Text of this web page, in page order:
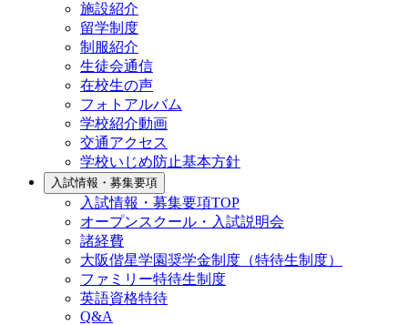
施設紹介
留学制度
制服紹介
生徒会通信
在校生の声
フォトアルバム
学校紹介動画
交通アクセス
学校いじめ防止基本方針
入試情報・募集要項
入試情報・募集要項TOP
オープンスクール・入試説明会
諸経費
大阪偕星学園奨学金制度（特待生制度）
ファミリー特待生制度
英語資格特待
Q&A